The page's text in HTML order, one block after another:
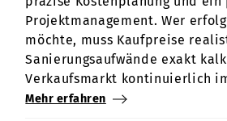
Projektmanagement. Wer
möchte, muss Kaufpreise
Sanierungsaufwände exakt
Verkaufsmarkt kontinuierlich
Mehr erfahren